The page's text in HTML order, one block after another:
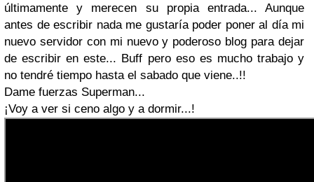
últimamente y merecen su propia entrada... Aunque
antes de escribir nada me gustaría poder poner al día mi
nuevo servidor con mi nuevo y poderoso blog para dejar
de escribir en este... Buff pero eso es mucho trabajo y
no tendré tiempo hasta el sabado que viene..!!
Dame fuerzas Superman...
¡Voy a ver si ceno algo y a dormir...!